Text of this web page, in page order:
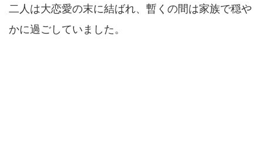
二人は大恋愛の末に結ばれ、暫くの間は家族で穏や
かに過ごしていました。